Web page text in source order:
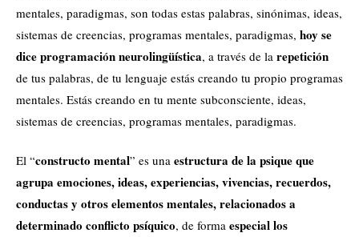
mentales, paradigmas, son todas estas palabras, sinónimas, ideas,
sistemas de creencias, programas mentales, paradigmas, hoy se
dice programación neurolingüística, a través de la repetición
de tus palabras, de tu lenguaje estás creando tu propio programas
mentales. Estás creando en tu mente subconsciente, ideas,
sistemas de creencias, programas mentales, paradigmas.
El “constructo mental” es una estructura de la psique que
agrupa emociones, ideas, experiencias, vivencias, recuerdos,
conductas y otros elementos mentales, relacionados a
determinado conflicto psíquico, de forma especial los